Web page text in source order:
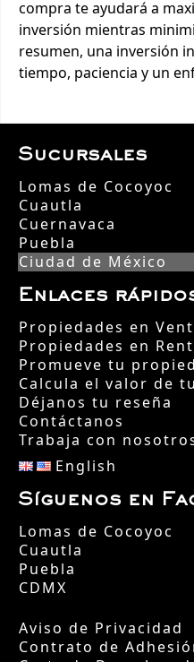
compra te ayudará a
inversión mientras
resumen, una inversión
tiempo, paciencia y un
Sucursales
Lomas de Cocoyoc
Cuautla
Cuernavaca
Puebla
Ciudad de México
Enlaces
Propiedades en
Propiedades en
Promueve tu
Calcula el valor de
Déjanos tu reseña
Contáctanos
Trabaja con
English
Síguenos en
Lomas de Cocoyoc
Cuautla
Puebla
CDMX
Aviso de Privacidad
Contrato de